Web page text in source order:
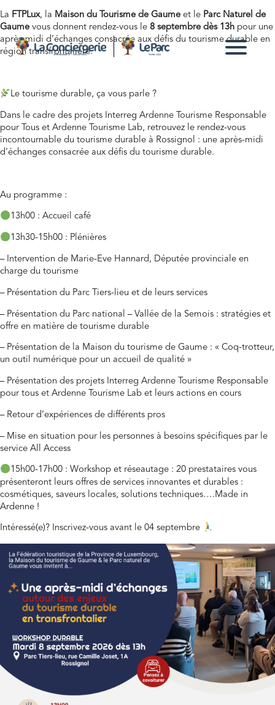
La FTPLux, la Maison du Tourisme de Gaume et le Parc Naturel de
Gaume vous donnent rendez-vous le 8 septembre dès 13h pour une
après-midi d’échanges consacrée aux défis du tourisme durable en
région transfrontalière.
Le tourisme durable, ça vous parle ?
Dans le cadre des projets Interreg Ardenne Tourisme Responsable
pour Tous et Ardenne Tourisme Lab, retrouvez le rendez-vous
incontournable du tourisme durable à Rossignol : une après-midi
d’échanges consacrée aux défis du tourisme durable.
Au programme :
13h00 : Accueil café
13h30-15h00 : Plénières
– Intervention de Marie-Eve Hannard, Députée provinciale en
charge du tourisme
– Présentation du Parc Tiers-lieu et de leurs services
– Présentation du Parc national – Vallée de la Semois : stratégies et
offre en matière de tourisme durable
– Présentation de la Maison du tourisme de Gaume : « Coq-trotteur,
un outil numérique pour un accueil de qualité »
– Présentation des projets Interreg Ardenne Tourisme Responsable
pour tous et Ardenne Tourisme Lab et leurs actions en cours
– Retour d’expériences de différents pros
– Mise en situation pour les personnes à besoins spécifiques par le
service All Access
15h00-17h00 : Workshop et réseautage : 20 prestataires vous
présenteront leurs offres de services innovantes et durables :
cosmétiques, saveurs locales, solutions techniques….Made in
Ardenne !
Intéressé(e)? Inscrivez-vous avant le 04 septembre